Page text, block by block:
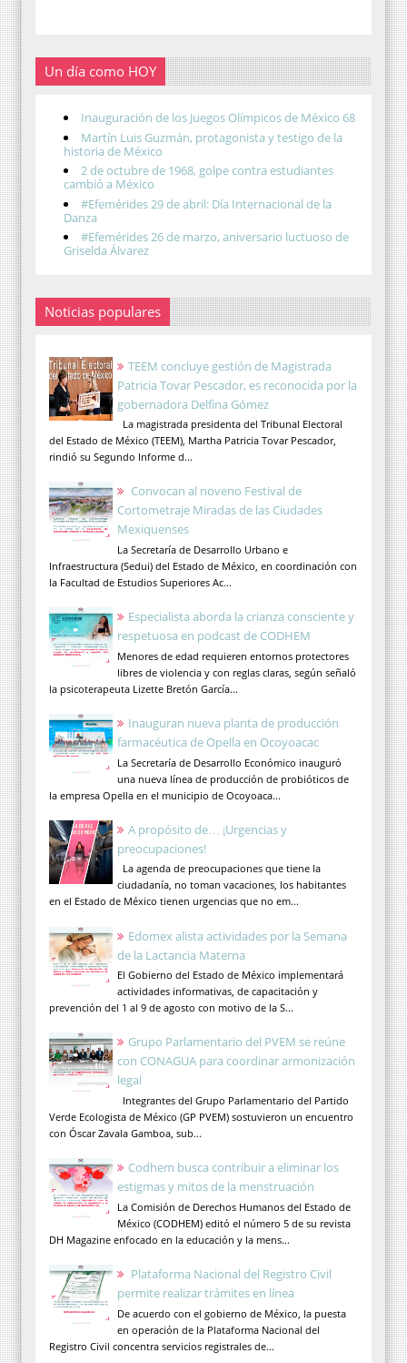
Un día como HOY
Inauguración de los Juegos Olímpicos de México 68
Martín Luis Guzmán, protagonista y testigo de la
historia de México
2 de octubre de 1968, golpe contra estudiantes
cambió a México
#Efemérides 29 de abril: Día Internacional de la
Danza
#Efemérides 26 de marzo, aniversario luctuoso de
Griselda Álvarez
Noticias populares
TEEM concluye gestión de Magistrada
Patricia Tovar Pescador, es reconocida por la
gobernadora Delfina Gómez
La magistrada presidenta del Tribunal Electoral
del Estado de México (TEEM), Martha Patricia Tovar Pescador,
rindió su Segundo Informe d...
Convocan al noveno Festival de
Cortometraje Miradas de las Ciudades
Mexiquenses
La Secretaría de Desarrollo Urbano e
Infraestructura (Sedui) del Estado de México, en coordinación con
la Facultad de Estudios Superiores Ac...
Especialista aborda la crianza consciente y
respetuosa en podcast de CODHEM
Menores de edad requieren entornos protectores
libres de violencia y con reglas claras, según señaló
la psicoterapeuta Lizette Bretón García...
Inauguran nueva planta de producción
farmacéutica de Opella en Ocoyoacac
La Secretaría de Desarrollo Económico inauguró
una nueva línea de producción de probióticos de
la empresa Opella en el municipio de Ocoyoaca...
A propósito de… ¡Urgencias y
preocupaciones!
La agenda de preocupaciones que tiene la
ciudadanía, no toman vacaciones, los habitantes
en el Estado de México tienen urgencias que no em...
Edomex alista actividades por la Semana
de la Lactancia Materna
El Gobierno del Estado de México implementará
actividades informativas, de capacitación y
prevención del 1 al 9 de agosto con motivo de la S...
Grupo Parlamentario del PVEM se reúne
con CONAGUA para coordinar armonización
legal
Integrantes del Grupo Parlamentario del Partido
Verde Ecologista de México (GP PVEM) sostuvieron un encuentro
con Óscar Zavala Gamboa, sub...
Codhem busca contribuir a eliminar los
estigmas y mitos de la menstruación
La Comisión de Derechos Humanos del Estado de
México (CODHEM) editó el número 5 de su revista
DH Magazine enfocado en la educación y la mens...
Plataforma Nacional del Registro Civil
permite realizar trámites en línea
De acuerdo con el gobierno de México, la puesta
en operación de la Plataforma Nacional del
Registro Civil concentra servicios registrales de...